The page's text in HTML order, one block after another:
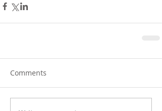
Comments